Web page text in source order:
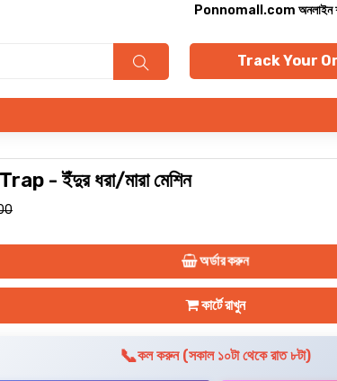
Ponnomall.com অনলাইন শপিং এ আপনাকে
Track Your
- ইঁদুর ধরা/মারা মেশিন
অর্ডার করুন
কার্টে রাখুন
📞কল করুন (সকাল ১০টা থেকে রাত ৮টা)